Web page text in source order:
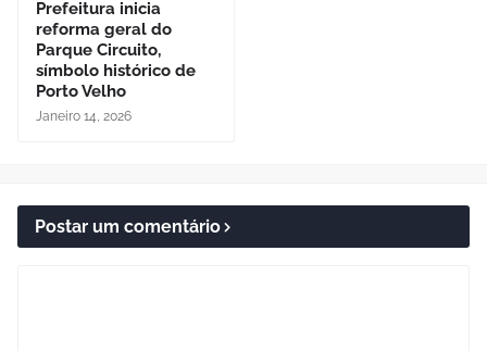
Prefeitura inicia
reforma geral do
Parque Circuito,
símbolo histórico de
Porto Velho
Janeiro 14, 2026
Postar um comentário